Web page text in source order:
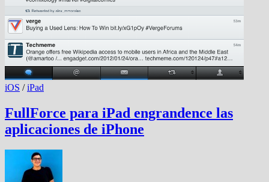
iOS /iPad
FullForce para iPad engrandence las
aplicaciones de iPhone